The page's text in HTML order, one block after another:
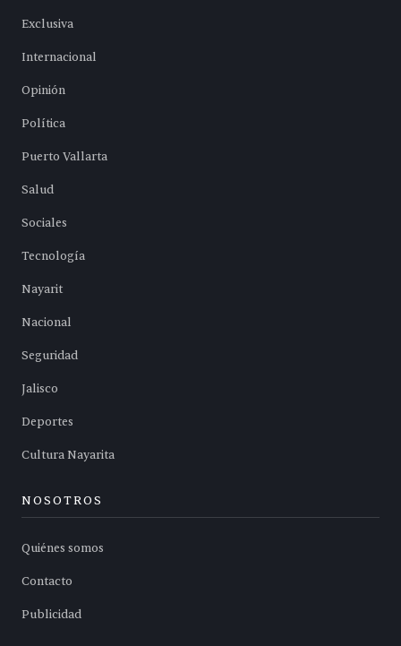
Exclusiva
Internacional
Opinión
Política
Puerto Vallarta
Salud
Sociales
Tecnología
Nayarit
Nacional
Seguridad
Jalisco
Deportes
Cultura Nayarita
NOSOTROS
Quiénes somos
Contacto
Publicidad